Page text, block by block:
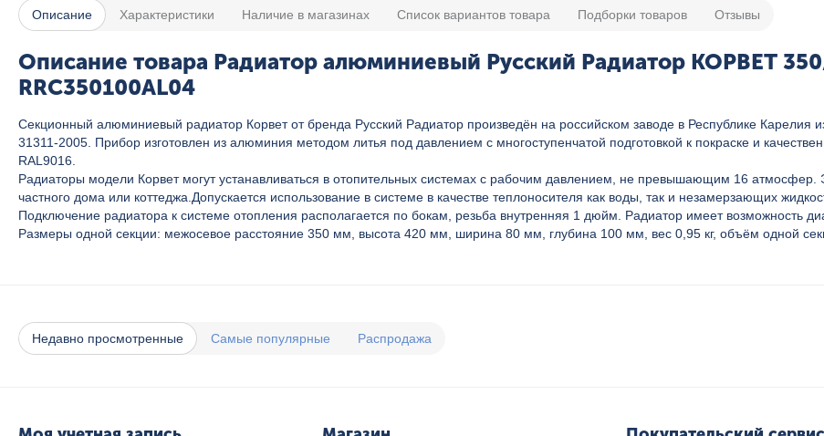
Описание Характеристики Наличие в магазинах Список вариантов товара Подборки товаров Отзывы
Описание товара Радиатор алюминиевый Русский Радиатор КОРВЕТ
RRC350100AL04
Секционный алюминиевый радиатор Корвет от бренда Русский Радиатор произведён на российском заводе в Республике Карелия
31311-2005. Прибор изготовлен из алюминия методом литья под давлением с многоступенчатой подготовкой к покраске и
RAL9016.
Радиаторы модели Корвет могут устанавливаться в отопительных системах с рабочим давлением, не превышающим 16
частного дома или коттеджа.Допускается использование в системе в качестве теплоносителя как воды, так и незамерзающих
Подключение радиатора к системе отопления располагается по бокам, резьба внутренняя 1 дюйм. Радиатор имеет возможность
Размеры одной секции: межосевое расстояние 350 мм, высота 420 мм, ширина 80 мм, глубина 100 мм, вес 0,95 кг, объём одной
Недавно просмотренные Самые популярные Распродажа